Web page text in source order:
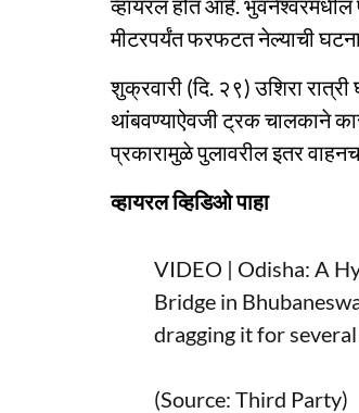
व्हायरल होत आहे.
मीटरपर्यंत फरफटत नेल्याची
शुक्रवारी (दि. २९) उशिरा
थांबवण्याऐवजी ट्रक चालकाने
प्रकारामुळे पुलावरील इतर
व्हायरल व्हिडिओ पाहा
VIDEO | Odisha: A
Bridge in
dragging it for
(Source: Third Party)